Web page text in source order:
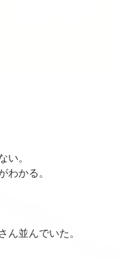
い。
かる。
並んでいた。